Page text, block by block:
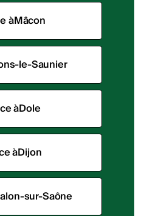
àMâcon
le-Saunier
àDole
àDijon
sur-Saône